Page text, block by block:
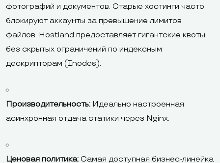
фотографий и документов. Старые хостинги часто
блокируют аккаунты за превышение лимитов
файлов. Hostland предоставляет гигантские квоты
без скрытых ограничений по индексным
дескрипторам (Inodes).
Производительность: Идеально настроенная
асинхронная отдача статики через Nginx.
Ценовая политика: Самая доступная бизнес-линейка